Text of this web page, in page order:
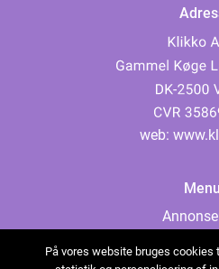
web:
Menu
På vores website bruges cookies